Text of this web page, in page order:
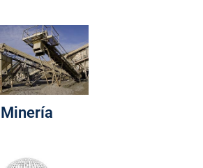
Minería